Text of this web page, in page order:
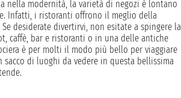
nella modernità, la varietà di negozi è lontano
Infatti, i ristoranti offrono il meglio della
desiderate divertirvi, non esitate a spingere la
caffè, bar e ristoranti o in una delle antiche
è per molti il modo più bello per viaggiare
sacco di luoghi da vedere in questa bellissima